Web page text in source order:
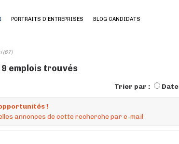
PORTRAITS D'ENTREPRISES BLOG CANDIDATS
(67)
9 emplois trouvés
Trier par : Date
!
annonces de cette recherche par e-mail